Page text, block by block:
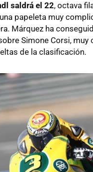
saldrá el 22, octava
papeleta muy
Márquez ha
Simone Corsi, muy
de la clasificación.